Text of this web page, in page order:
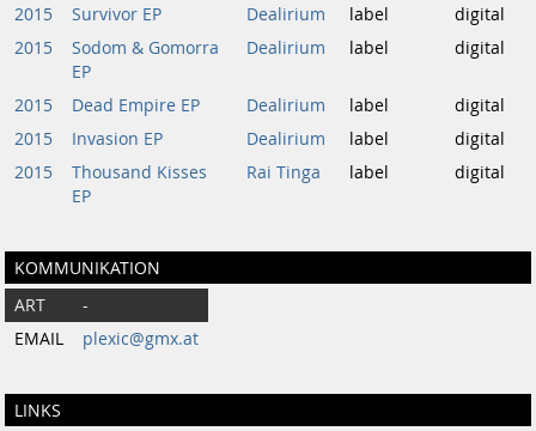
2015 Survivor EP Dealirium label
digital
2015
Sodom & Gomorra
EP
Dealirium label digital
2015 Dead Empire EP Dealirium label
digital
2015
Invasion EP Dealirium label
digital
2015
Thousand Kisses
EP
Rai Tinga label digital
KOMMUNIKATION
ART
-
EMAIL
plexic@gmx.at
LINKS